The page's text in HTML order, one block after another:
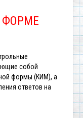
ФОРМЕ
собой
формы (КИМ), а
ответов на